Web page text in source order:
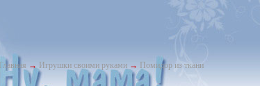
Главная → Игрушки своими руками → Помидор из ткани